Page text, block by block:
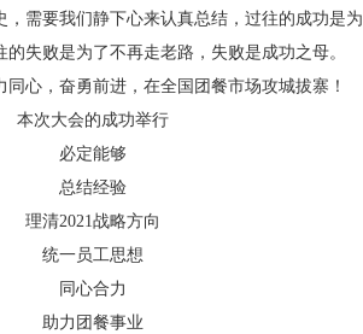
，需要我们静下心来认真总结，过往的成功是为
失败是为了不再走老路，失败是成功之母。
同心，奋勇前进，在全国团餐市场攻城拔寨！
本次大会的成功举行
必定能够
总结经验
理清2021战略方向
统一员工思想
同心合力
助力团餐事业